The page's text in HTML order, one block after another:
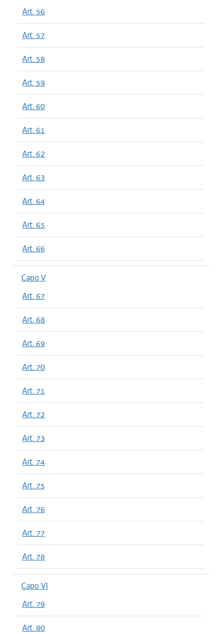
Art. 56
Art. 57
Art. 58
Art. 59
Art. 60
Art. 61
Art. 62
Art. 63
Art. 64
Art. 65
Art. 66
Capo V
Art. 67
Art. 68
Art. 69
Art. 70
Art. 71
Art. 72
Art. 73
Art. 74
Art. 75
Art. 76
Art. 77
Art. 78
Capo VI
Art. 79
Art. 80